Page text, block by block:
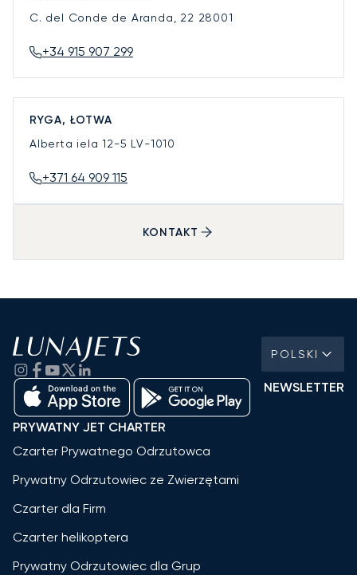
C. del Conde de Aranda, 22 28001
+34 915 907 299
RYGA, ŁOTWA
Alberta iela 12-5 LV-1010
+371 64 909 115
KONTAKT
POLSKI
NEWSLETTER
PRYWATNY JET CHARTER
Czarter Prywatnego Odrzutowca
Prywatny Odrzutowiec ze Zwierzętami
Czarter dla Firm
Czarter helikoptera
Prywatny Odrzutowiec dla Grup